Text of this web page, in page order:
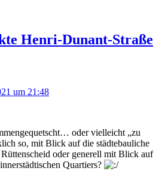
Henri-Dunant-Straße
um 21:48
oder vielleicht „zu
so, mit Blick auf die städtebauliche
oder generell mit Blick auf
Quartiers?